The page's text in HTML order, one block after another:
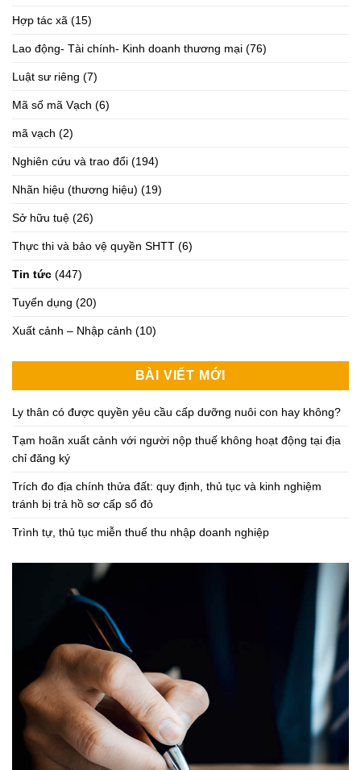
Hợp tác xã (15)
Lao động- Tài chính- Kinh doanh thương mại (76)
Luật sư riêng (7)
Mã số mã Vạch (6)
mã vạch (2)
Nghiên cứu và trao đổi (194)
Nhãn hiệu (thương hiệu) (19)
Sở hữu tuệ (26)
Thực thi và bảo vệ quyền SHTT (6)
Tin tức (447)
Tuyển dụng (20)
Xuất cảnh – Nhập cảnh (10)
BÀI VIẾT MỚI
Ly thân có được quyền yêu cầu cấp dưỡng nuôi con hay không?
Tạm hoãn xuất cảnh với người nộp thuế không hoạt động tại địa
chỉ đăng ký
Trích đo địa chính thửa đất: quy định, thủ tục và kinh nghiệm
tránh bị trả hồ sơ cấp sổ đỏ
Trình tự, thủ tục miễn thuế thu nhập doanh nghiệp